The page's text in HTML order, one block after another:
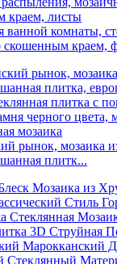
ванной комнаты,
скошенным краем,
рынок, мозаика
плитк...